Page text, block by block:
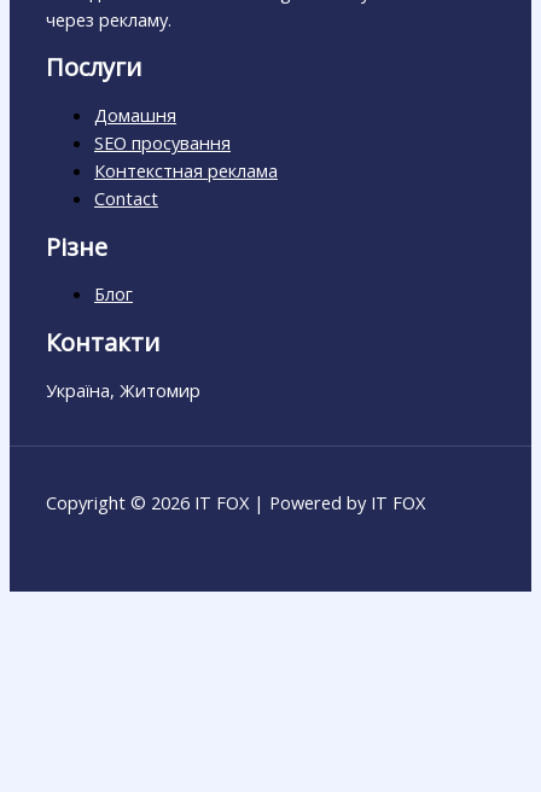
через рекламу.
Послуги
Домашня
SEO просування
Контекстная реклама
Contact
Різне
Блог
Контакти
Україна, Житомир
Copyright © 2026 IT FOX | Powered by IT FOX